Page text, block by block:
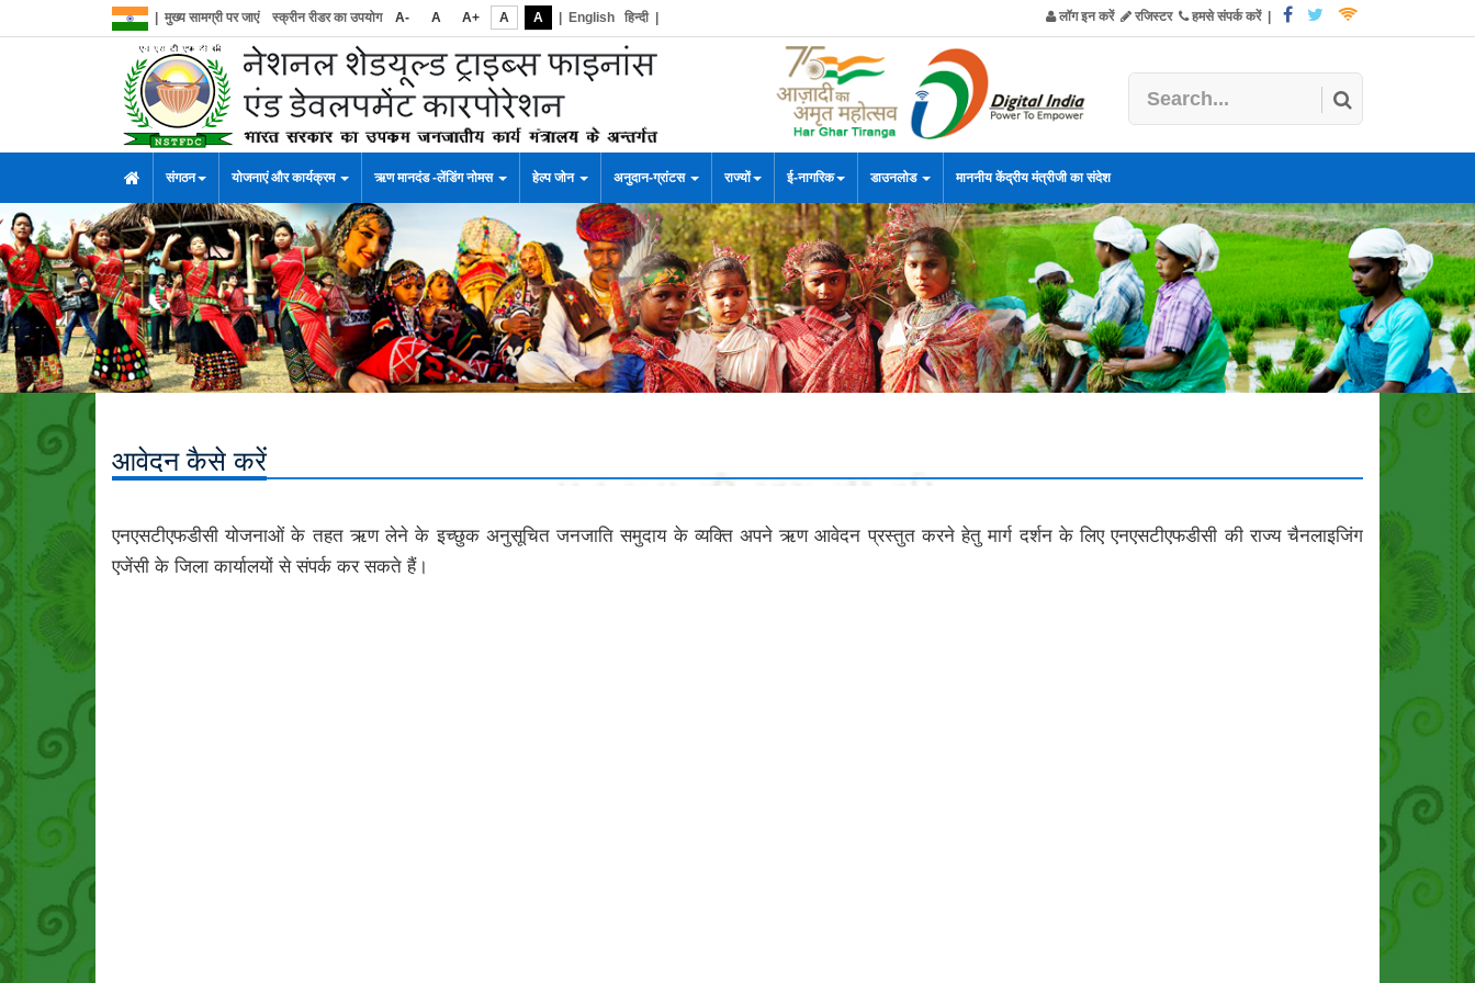
मुख्य सामग्री पर जाएं स्क्रीन रीडर का उपयोग A- A A+ A A English हिन्दी| लॉग इन करें रजिस्टर हमसे संपर्क करें|
संगठन योजनाएं और कार्यक्रम ऋण मानदंड -लेंडिंग नोमस हेल्प जोन अनुदान-ग्रांटस राज्यों ई-नागरिक डाउनलोड माननीय केंद्रीय मंत्रीजी का संदेश
आवेदन कैसे करें
एनएसटीएफडीसी योजनाओं के तहत ऋण लेने के इच्छुक अनुसूचित जनजाति समुदाय के व्यक्ति अपने ऋण आवेदन प्रस्तुत करने हेतु मार्ग दर्शन के लिए एनएसटीएफडीसी की राज्य चैनलाइजिंग
एजेंसी के जिला कार्यालयों से संपर्क कर सकते हैं।